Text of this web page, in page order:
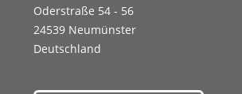
Oderstraße 54 - 56
24539 Neumünster
Deutschland